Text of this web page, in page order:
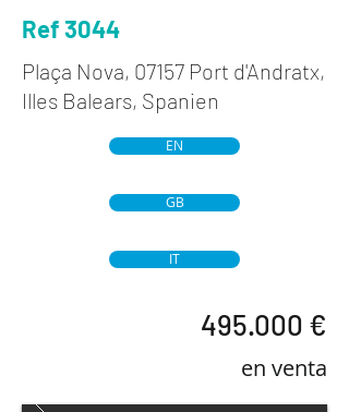
Ref 3044
Plaça Nova, 07157 Port d'Andratx,
Illes Balears, Spanien
EN
GB
IT
495.000 €
en venta